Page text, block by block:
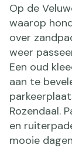
Op de
waarop
over
weer
Een oud
aan te
Rozendaal.
en
mooie